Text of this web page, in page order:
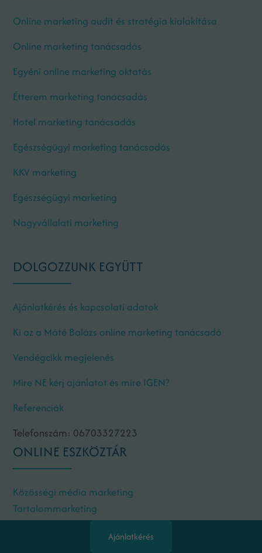
Online marketing audit és stratégia kialakítása
Online marketing tanácsadás
Egyéni online marketing oktatás
Étterem marketing tanácsadás
Hotel marketing tanácsadás
Egészségügyi marketing tanácsadás
KKV marketing
Egészségügyi marketing
Nagyvállalati marketing
DOLGOZZUNK EGYÜTT
Ajánlatkérés és kapcsolati adatok
Ki az a Máté Balázs online marketing tanácsadó
Vendégcikk megjelenés
Mire NE kérj ajánlatot és mire IGEN?
Referenciák
Telefonszám: 06703327223
ONLINE ESZKÖZTÁR
Közösségi média marketing
Tartalommarketing
Keresőoptimalizálás
Ajánlatkérés